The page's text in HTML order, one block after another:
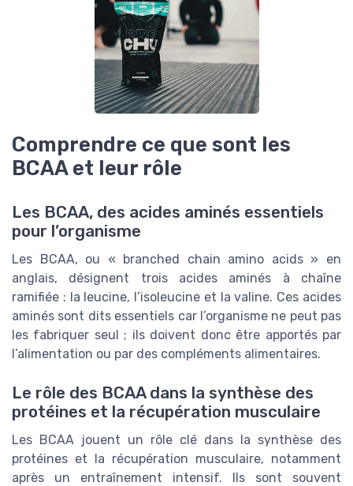
Comprendre ce que sont les
BCAA et leur rôle
Les BCAA, des acides aminés essentiels
pour l’organisme
Les BCAA, ou « branched chain amino acids » en
anglais, désignent trois acides aminés à chaîne
ramifiée : la leucine, l’isoleucine et la valine. Ces acides
aminés sont dits essentiels car l’organisme ne peut pas
les fabriquer seul ; ils doivent donc être apportés par
l’alimentation ou par des compléments alimentaires.
Le rôle des BCAA dans la synthèse des
protéines et la récupération musculaire
Les BCAA jouent un rôle clé dans la synthèse des
protéines et la récupération musculaire, notamment
après un entraînement intensif. Ils sont souvent